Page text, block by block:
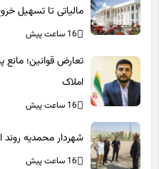
مالیاتی تا تسهیل
16 ساعت پیش
تعارض قوانین؛
املاک
16 ساعت پیش
شهردار محمدیه روند
16 ساعت پیش